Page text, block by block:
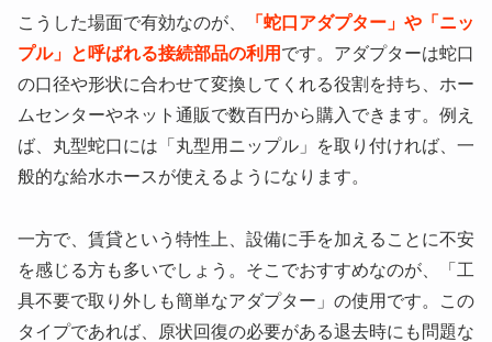
こうした場面で有効なのが、
「蛇口アダプター」や「ニッ
プル」と呼ばれる接続部品の利用 です。アダプターは蛇口
の口径や形状に合わせて変換してくれる役割を持ち、ホー
ムセンターやネット通販で数百円から購入できます。例え
ば、丸型蛇口には「丸型用ニップル」を取り付ければ、一
般的な給水ホースが使えるようになります。
一方で、賃貸という特性上、設備に手を加えることに不安
を感じる方も多いでしょう。そこでおすすめなのが、「工
具不要で取り外しも簡単なアダプター」の使用です。この
タイプであれば、原状回復の必要がある退去時にも問題な